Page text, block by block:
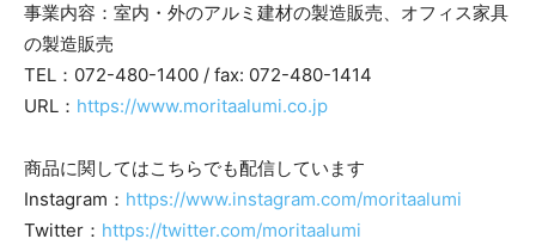
事業内容：室内・外のアルミ建材の製造販売、オフィス家具
の製造販売
TEL：072-480-1400 / fax: 072-480-1414
URL： https://www.moritaalumi.co.jp
商品に関してはこちらでも配信しています
Instagram： https://www.instagram.com/moritaalumi
Twitter： https://twitter.com/moritaalumi